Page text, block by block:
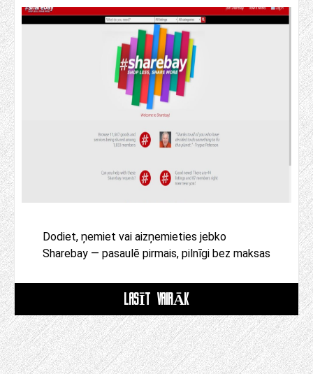
Dodiet, ņemiet vai aizņemieties jebko
Sharebay — pasaulē pirmais, pilnīgi bez maksas
LASĪT VAIRĀK